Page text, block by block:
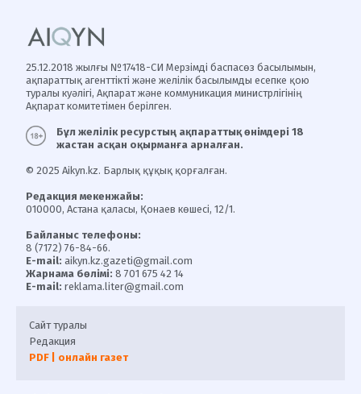
25.12.2018 жылғы №17418-СИ Мерзімді баспасөз басылымын,
ақпараттық агенттікті және желілік басылымды есепке қою
туралы куәлігі, Ақпарат және коммуникация министрлігінің
Ақпарат комитетімен берілген.
Бұл желілік ресурстың ақпараттық өнімдері 18
жастан асқан оқырманға арналған.
© 2025 Aikyn.kz. Барлық құқық қорғалған.
Редакция мекенжайы:
010000, Астана қаласы, Қонаев көшесі, 12/1.
Байланыс телефоны:
8 (7172) 76-84-66.
E-mail: aikyn.kz.gazeti@gmail.com
Жарнама бөлімі: 8 701 675 42 14
E-mail: reklama.liter@gmail.com
Сайт туралы
Редакция
PDF | онлайн газет